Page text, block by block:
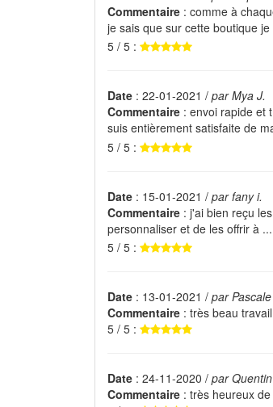
Commentaire : comme à
je sais que sur cette boutique je
5 / 5 :
Date : 22-01-2021 / par Mya J.
Commentaire : envoi rapide et
suis entièrement satisfaite de
5 / 5 :
Date : 15-01-2021 / par fany i.
Commentaire : j'ai bien reçu
personnaliser et de les offrir à ...
5 / 5 :
Date : 13-01-2021 / par Pascale
Commentaire : très beau
5 / 5 :
Date : 24-11-2020 / par
Commentaire : très heureux